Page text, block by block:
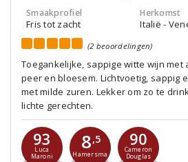
Smaakprofiel
Fris tot zacht
Herkomst
Italië -
(2 beoordelingen)
Toegankelijke, sappige witte wijn met
peer en bloesem. Lichtvoetig, sappig
met milde zuren. Lekker om zo te
lichte gerechten.
93
Luca
Maroni
8,5
Hamersma
90
Cameron
Douglas